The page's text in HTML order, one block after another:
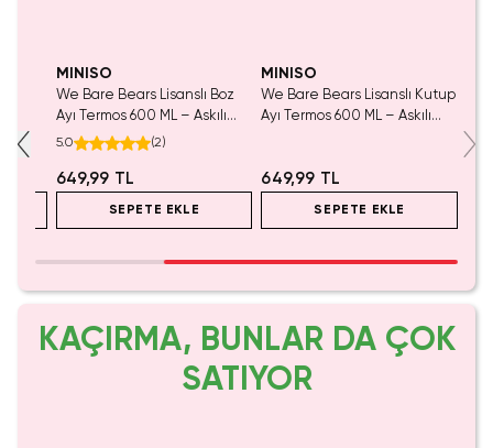
MINISO
We Bare Bears Lisanslı Boz
Ayı Termos 600 ML – Askılı
Çelik Tasarım
5.0 (2)
649,99 TL
SEPETE EKLE
MINISO
We Bare Bears Lisanslı Kutup
Ayı Termos 600 ML – Askılı
649,99 TL
SEPETE EKLE
KAÇIRMA, BUNLAR DA ÇOK
SATIYOR